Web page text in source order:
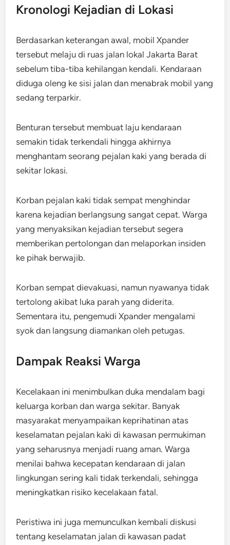
Kronologi Kejadian di Lokasi
Berdasarkan keterangan awal, mobil Xpander
tersebut melaju di ruas jalan lokal Jakarta Barat
sebelum tiba-tiba kehilangan kendali. Kendaraan
diduga oleng ke sisi jalan dan menabrak mobil yang
sedang terparkir.
Benturan tersebut membuat laju kendaraan
semakin tidak terkendali hingga akhirnya
menghantam seorang pejalan kaki yang berada di
sekitar lokasi.
Korban pejalan kaki tidak sempat menghindar
karena kejadian berlangsung sangat cepat. Warga
yang menyaksikan kejadian tersebut segera
memberikan pertolongan dan melaporkan insiden
ke pihak berwajib.
Korban sempat dievakuasi, namun nyawanya tidak
tertolong akibat luka parah yang diderita.
Sementara itu, pengemudi Xpander mengalami
syok dan langsung diamankan oleh petugas.
Dampak Reaksi Warga
Kecelakaan ini menimbulkan duka mendalam bagi
keluarga korban dan warga sekitar. Banyak
masyarakat menyampaikan keprihatinan atas
keselamatan pejalan kaki di kawasan permukiman
yang seharusnya menjadi ruang aman. Warga
menilai bahwa kecepatan kendaraan di jalan
lingkungan sering kali tidak terkendali, sehingga
meningkatkan risiko kecelakaan fatal.
Peristiwa ini juga memunculkan kembali diskusi
tentang keselamatan jalan di kawasan padat